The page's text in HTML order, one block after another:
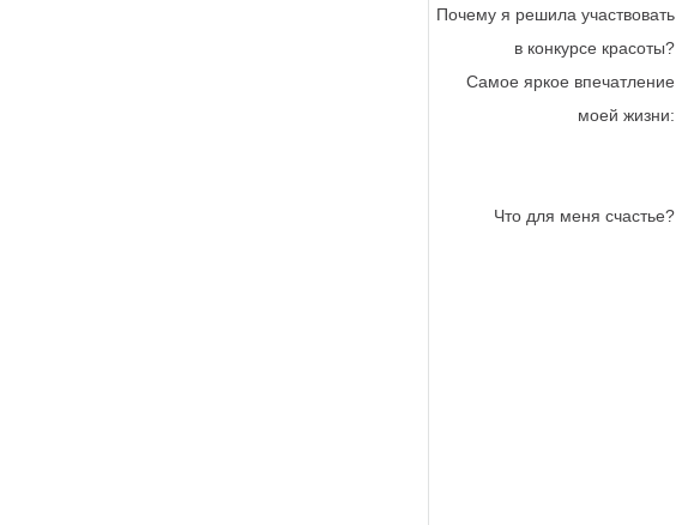
Почему я решила участвовать
в конкурсе красоты?
Самое яркое впечатление
моей жизни:
Что для меня счастье?